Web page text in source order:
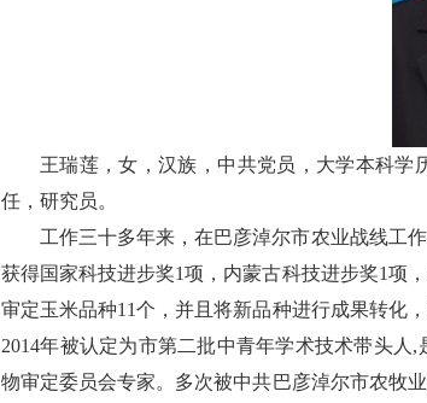
王瑞莲，女，汉族，中共党员，大学本科学
任，研究员。
工作三十多年来，在巴彦淖尔市农业战线工
获得国家科技进步奖1项，内蒙古科技进步奖1项
审定玉米品种11个，并且将新品种进行成果转化
2014年被认定为市第二批中青年学术技术带头
物审定委员会专家。多次被中共巴彦淖尔市农牧